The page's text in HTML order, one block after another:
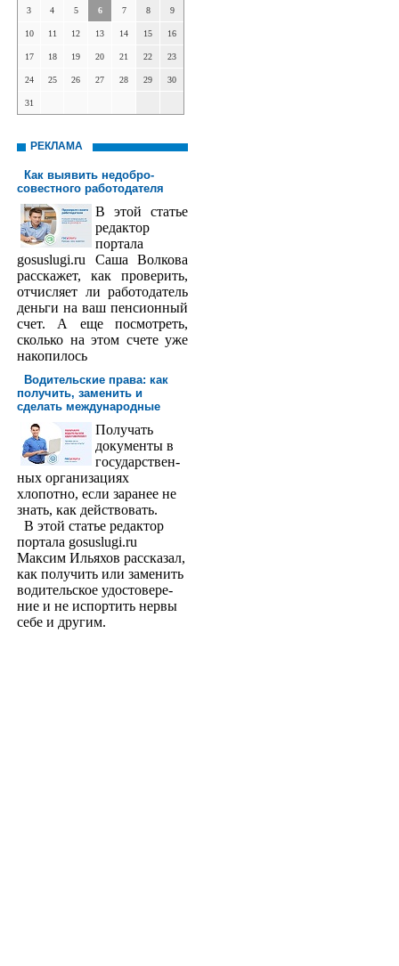
3 4 5 6 7 8 9
10 11 12 13 14 15 16
17 18 19 20 21 22 23
24 25 26 27 28 29 30
31
РЕКЛАМА
Как выявить недобро­
совестного работодателя
В этой статье
редактор
порта­ла
gosuslugi.ru Саша Волкова
расскажет, как проверить,
отчисляет ли работодатель
деньги на ваш пенсионный
счет. А еще посмотреть,
сколько на этом счете уже
накопилось
Водительские права: как
получить, заменить и
сделать международ­ные
Получать
доку­менты в
государствен­
ных организациях
хлопотно, если заранее не
знать, как действовать.
В этой статье редактор
портала gosuslugi.ru
Максим Ильяхов рассказал,
как получить или заменить
водительское удостовере­
ние и не испортить нервы
себе и другим.